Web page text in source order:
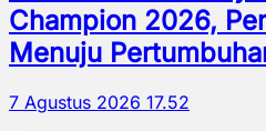
Champion 2026,
Menuju
7 Agustus 2026 17.52